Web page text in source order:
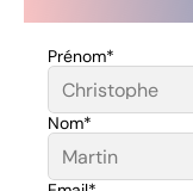
Prénom*
Nom*